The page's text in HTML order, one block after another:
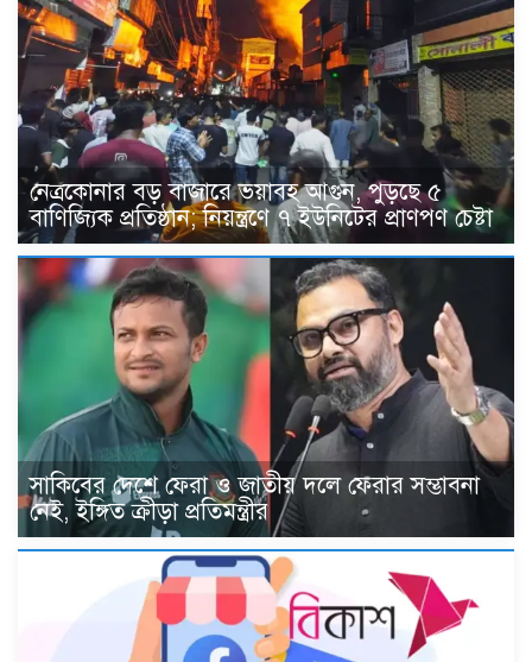
নেত্রকোনার বড় বাজারে ভয়াবহ আগুন, পুড়ছে ৫
বাণিজ্যিক প্রতিষ্ঠান; নিয়ন্ত্রণে ৭ ইউনিটের প্রাণপণ চেষ্টা
সাকিবের দেশে ফেরা ও জাতীয় দলে ফেরার সম্ভাবনা
নেই, ইঙ্গিত ক্রীড়া প্রতিমন্ত্রীর